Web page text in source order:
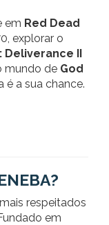
em Red Dead
explorar o
Deliverance II
mundo de God
a sua chance.
respeitados
em